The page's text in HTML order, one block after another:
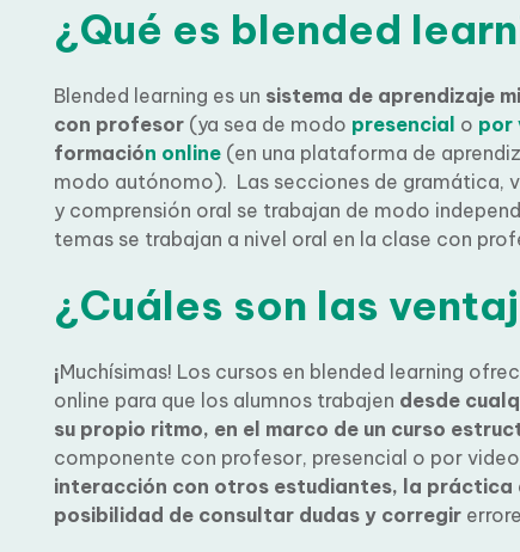
¿Qué es blended
Blended learning es un sistema de aprendizaje
con profesor (ya sea de modo presencial o por
formación online(en una plataforma de
modo autónomo). Las secciones de gramática,
lectora y comprensión oral se trabajan de modo
los temas se trabajan a nivel oral en la clase con
¿Cuáles son las
¡Muchísimas! Los cursos en blended learning
online para que los alumnos trabajendesde
su propio ritmo, en el marco de un curso
componente con profesor, presencial o por
interacción con otros estudiantes, la práctica
posibilidad de consultar dudas y corregir